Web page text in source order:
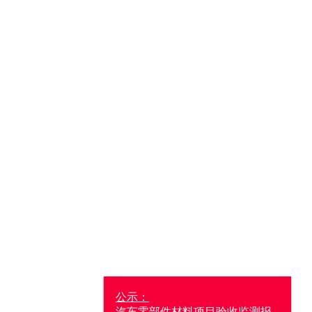
公示：